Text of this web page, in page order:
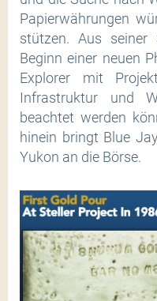
Papierwährungen
stützen. Aus
Beginn einer neuen
Explorer mit
Infrastruktur und
beachtet werden
hinein bringt Blue
Yukon an die Börse.